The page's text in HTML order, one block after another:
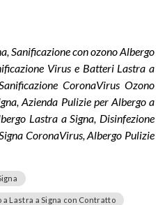
Sanificazione con ozono Albergo
Virus e Batteri Lastra a
CoronaVirus Ozono
Azienda Pulizie per Albergo a
Lastra a Signa, Disinfezione
CoronaVirus, Albergo Pulizie
Lastra a Signa con Contratto